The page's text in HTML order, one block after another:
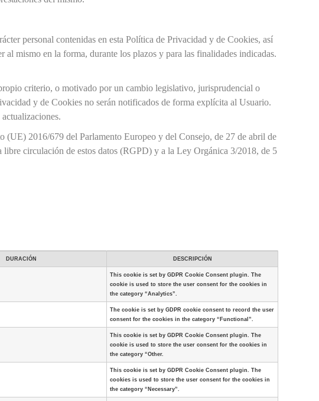
personal contenidas en esta Política de Privacidad y de Cookies, así
al mismo en la forma, durante los plazos y para las finalidades indicadas.
criterio, o motivado por un cambio legislativo, jurisprudencial o
y de Cookies no serán notificados de forma explícita al Usuario.
(UE) 2016/679 del Parlamento Europeo y del Consejo, de 27 de abril de
libre circulación de estos datos (RGPD) y a la Ley Orgánica 3/2018, de 5
DURACIÓN DESCRIPCIÓN
This cookie is set by GDPR Cookie Consent plugin. The
cookie is used to store the user consent for the cookies in
the category “Analytics”.
The cookie is set by GDPR cookie consent to record the user
consent for the cookies in the category “Functional”.
This cookie is set by GDPR Cookie Consent plugin. The
cookie is used to store the user consent for the cookies in
the category “Other.
This cookie is set by GDPR Cookie Consent plugin. The
cookies is used to store the user consent for the cookies in
the category “Necessary”.